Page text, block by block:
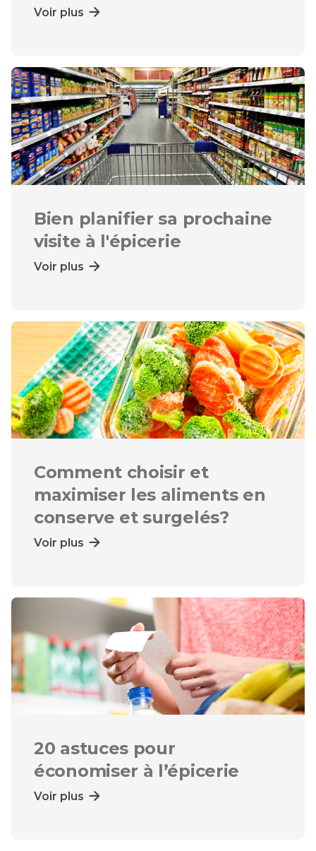
Voir plus
Bien planifier sa prochaine
visite à l'épicerie
Voir plus
Comment choisir et
maximiser les aliments en
conserve et surgelés?
Voir plus
20 astuces pour
économiser à l’épicerie
Voir plus